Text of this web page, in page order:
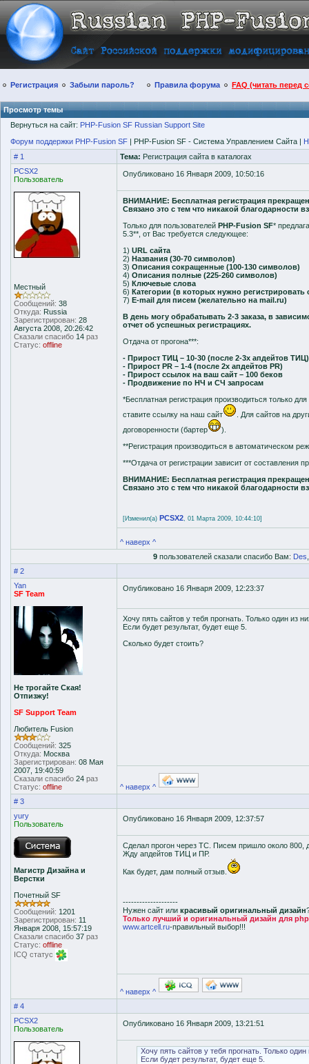
Регистрация Забыли пароль? Правила форума FAQ (читать перед
Просмотр темы
Вернуться на сайт: PHP-Fusion SF Russian Support Site
Форум поддержки PHP-Fusion SF | PHP-Fusion SF - Система Управлением Сайта |
# 1
Тема: Регистрация сайта в каталогах
PCSX2
Пользователь
Местный
Сообщений: 38
Откуда: Russia
Зарегистрирован: 28
Августа 2008, 20:26:42
Сказали спасибо 14 раз
Статус: offline
Опубликовано 16 Января 2009, 10:50:16
ВНИМАНИЕ: Бесплатная регистрация
Связано это с тем что никакой благодарности
Только для пользователей PHP-Fusion SF*
5.3**, от Вас требуется следующее:
1) URL сайта
2) Названия (30-70 символов)
3) Описания сокращенные (100-130 символов)
4) Описания полные (225-260 символов)
5) Ключевые слова
6) Категории (в которых нужно регистрировать
7) E-mail для писем (желательно на mail.ru)
В день могу обрабатывать 2-3 заказа, в
отчет об успешных регистрациях.
Отдача от прогона***:
- Прирост ТИЦ – 10-30 (после 2-3х апдейтов ТИЦ)
- Прирост PR – 1-4 (после 2х апдейтов PR)
- Прирост ссылок на ваш сайт – 100 беков
- Продвижение по НЧ и СЧ запросам
*Бесплатная регистрация производиться только
ставите ссылку на наш сайт
. Для сайтов на
договоренности (бартер
).
**Регистрация производиться в автоматическом
***Отдача от регистрации зависит от составления
ВНИМАНИЕ: Бесплатная регистрация
Связано это с тем что никакой благодарности
[Изменил(а) PCSX2, 01 Марта 2009, 10:44:10]
^ наверх ^
9пользователей сказали спасибо Вам: Des
# 2
Yan
SF Team
Не трогайте Ская!
Отпизжу!
SF Support Team
Любитель Fusion
Сообщений: 325
Откуда: Москва
Зарегистрирован: 08 Мая
2007, 19:40:59
Сказали спасибо 24 раз
Статус: offline
Опубликовано 16 Января 2009, 12:23:37
Хочу пять сайтов у тебя прогнать. Только один из
Если будет результат, будет еще 5.
Сколько будет стоить?
^ наверх ^
# 3
yury
Пользователь
Магистр Дизайна и
Верстки
Почетный SF
Сообщений: 1201
Зарегистрирован: 11
Января 2008, 15:57:19
Сказали спасибо 37 раз
Статус: offline
ICQ статус
Опубликовано 16 Января 2009, 12:37:57
Сделал прогон через ТС. Писем пришло около 800,
Жду апдейтов ТИЦ и ПР.
Как будет, дам полный отзыв.
--------------------
Нужен сайт или красивый оригинальный дизайн
Только лучший и оригинальный дизайн для
www.artcell.ru-правильный выбор!!!
^ наверх ^
# 4
PCSX2
Пользователь
Опубликовано 16 Января 2009, 13:21:51
Хочу пять сайтов у тебя прогнать. Только
Если будет результат, будет еще 5.